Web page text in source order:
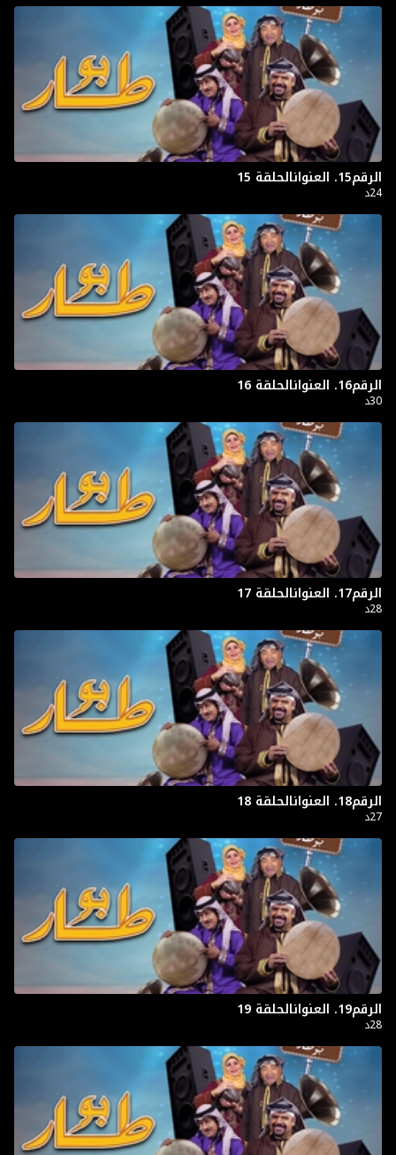
الرقم15. العنوانالحلقة 15
24د
الرقم16. العنوانالحلقة 16
30د
الرقم17. العنوانالحلقة 17
28د
الرقم18. العنوانالحلقة 18
27د
الرقم19. العنوانالحلقة 19
28د